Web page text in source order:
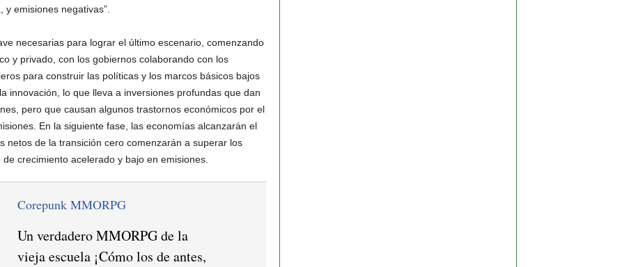
emisiones negativas”.
necesarias para lograr el último escenario, comenzando
y privado, con los gobiernos colaborando con los
para construir las políticas y los marcos básicos bajos
innovación, lo que lleva a inversiones profundas que dan
pero que causan algunos trastornos económicos por el
En la siguiente fase, las economías alcanzarán el
netos de la transición cero comenzarán a superar los
crecimiento acelerado y bajo en emisiones.
Corepunk MMORPG
Un verdadero MMORPG de la
vieja escuela ¡Cómo los de antes,